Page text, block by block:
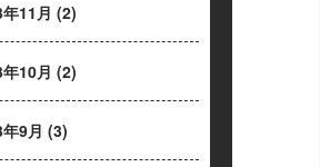
11月 (2)
10月 (2)
9月 (3)